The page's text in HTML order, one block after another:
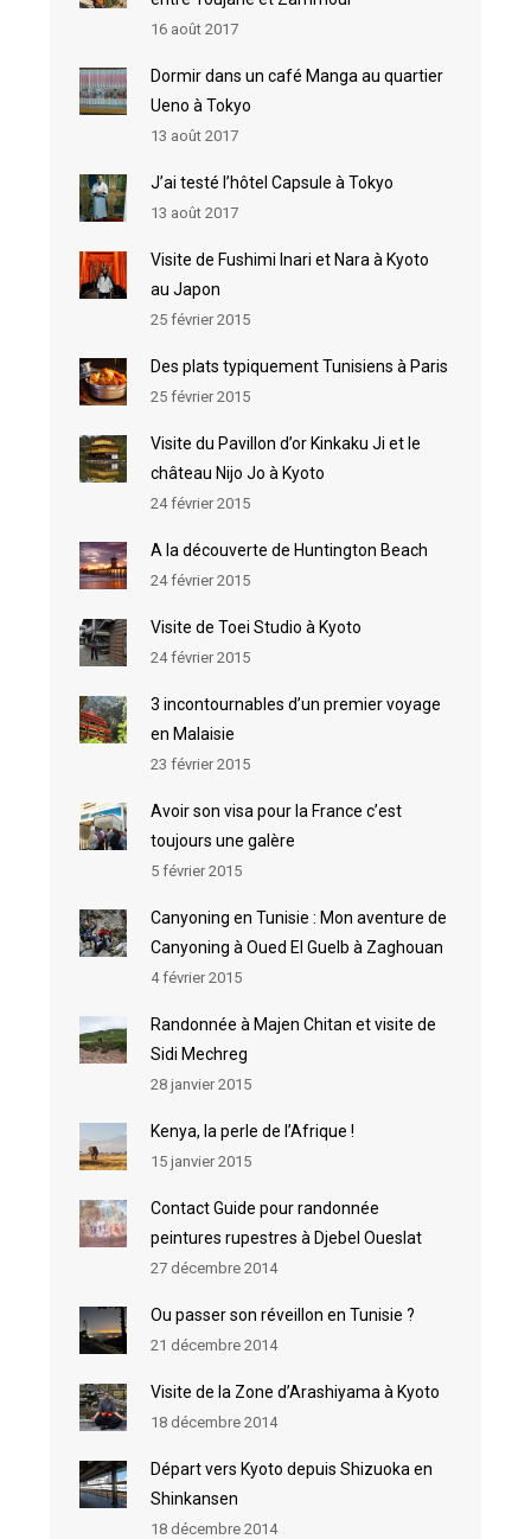
16 août 2017
Dormir dans un café Manga au quartier
Ueno à Tokyo
13 août 2017
J’ai testé l’hôtel Capsule à Tokyo
13 août 2017
Visite de Fushimi Inari et Nara à Kyoto
au Japon
25 février 2015
Des plats typiquement Tunisiens à Paris
25 février 2015
Visite du Pavillon d’or Kinkaku Ji et le
château Nijo Jo à Kyoto
24 février 2015
A la découverte de Huntington Beach
24 février 2015
Visite de Toei Studio à Kyoto
24 février 2015
3 incontournables d’un premier voyage
en Malaisie
23 février 2015
Avoir son visa pour la France c’est
toujours une galère
5 février 2015
Canyoning en Tunisie : Mon aventure de
Canyoning à Oued El Guelb à Zaghouan
4 février 2015
Randonnée à Majen Chitan et visite de
Sidi Mechreg
28 janvier 2015
Kenya, la perle de l’Afrique !
15 janvier 2015
Contact Guide pour randonnée
peintures rupestres à Djebel Oueslat
27 décembre 2014
Ou passer son réveillon en Tunisie ?
21 décembre 2014
Visite de la Zone d’Arashiyama à Kyoto
18 décembre 2014
Départ vers Kyoto depuis Shizuoka en
Shinkansen
18 décembre 2014